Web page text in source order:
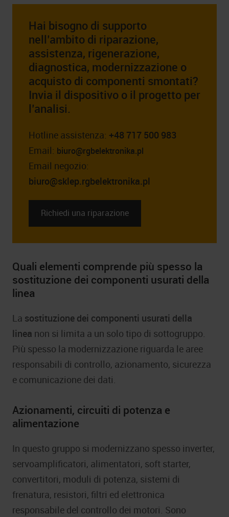
Hai bisogno di supporto
nell’ambito di riparazione,
assistenza, rigenerazione,
diagnostica, modernizzazione o
acquisto di componenti smontati?
Invia il dispositivo o il progetto per
l’analisi.
Hotline assistenza: +48 717 500 983
Email: biuro@rgbelektronika.pl
Email negozio:
biuro@sklep.rgbelektronika.pl
Richiedi una riparazione
Quali elementi comprende più spesso la
sostituzione dei componenti usurati della
linea
La sostituzione dei componenti usurati della
linea non si limita a un solo tipo di sottogruppo.
Più spesso la modernizzazione riguarda le aree
responsabili di controllo, azionamento, sicurezza
e comunicazione dei dati.
Azionamenti, circuiti di potenza e
alimentazione
In questo gruppo si modernizzano spesso inverter,
servoamplificatori, alimentatori, soft starter,
convertitori, moduli di potenza, sistemi di
frenatura, resistori, filtri ed elettronica
responsabile del controllo dei motori. Sono